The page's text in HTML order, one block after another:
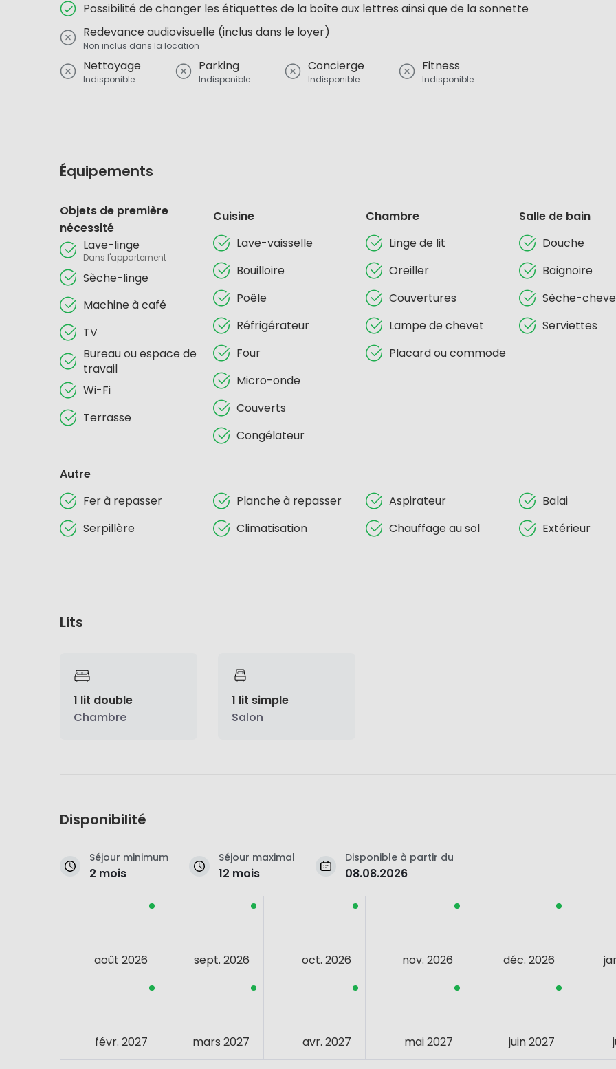
Possibilité de changer les étiquettes de la boîte aux lettres ainsi que de la sonnette
Redevance audiovisuelle (inclus dans le loyer)
Non inclus dans la location
Nettoyage
Indisponible
Parking
Indisponible
Concierge
Indisponible
Fitness
Indisponible
Équipements
Objets de première
nécessité
Lave-linge
Dans l'appartement
Sèche-linge
Machine à café
TV
Bureau ou espace de
travail
Wi-Fi
Terrasse
Cuisine
Lave-vaisselle
Bouilloire
Poêle
Réfrigérateur
Four
Micro-onde
Couverts
Congélateur
Chambre
Linge de lit
Oreiller
Couvertures
Lampe de chevet
Placard ou commode
Salle de bain
Douche
Baignoire
Sèche-
Serviettes
Autre
Fer à repasser
Planche à repasser Aspirateur
Balai
Serpillère
Climatisation Chauffage au sol Extérieur
Lits
1 lit double
Chambre
1 lit simple
Salon
Disponibilité
Séjour minimum
2 mois
Séjour maximal
12 mois
Disponible à partir du
08.08.2026
août 2026 sept. 2026 oct. 2026 nov. 2026 déc. 2026
févr. 2027 mars 2027 avr. 2027 mai 2027 juin 2027